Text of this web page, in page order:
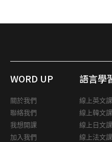
WORD UP
關於我們
聯絡我們
我想開課
加入我們
語言學
線上英文
線上韓文
線上日文
線上法文